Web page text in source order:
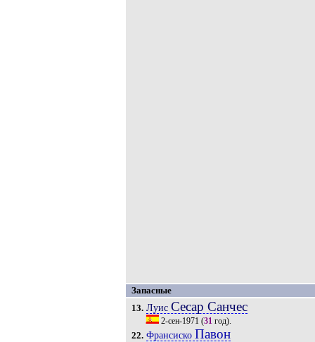
Запасные
13. Луис Сесар Санчес
2-сен-1971 (31год).
22. Франсиско Павон